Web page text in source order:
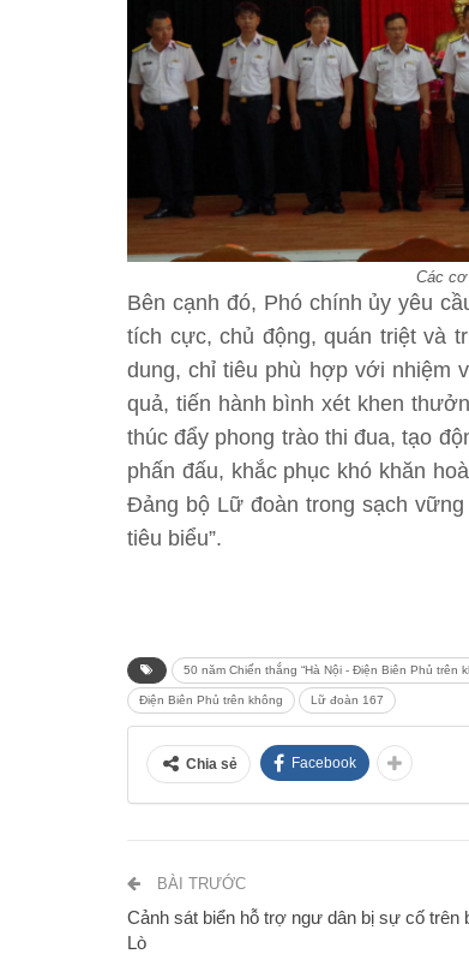
Các
Bên cạnh đó, Phó chính ủy yêu
tích cực, chủ động, quán triệt và
dung, chỉ tiêu phù hợp với nhiệm
quả, tiến hành bình xét khen
thúc đẩy phong trào thi đua, tạo
phấn đấu, khắc phục khó khăn
Đảng bộ Lữ đoàn trong sạch
tiêu biểu”.
50 năm Chiến thắng “Hà Nội - Điện Biên Phủ trên
Điện Biên Phủ trên không Lữ đoàn 167
Chia sẻ Facebook
BÀI TRƯỚC
Cảnh sát biển hỗ trợ ngư dân bị sự cố trên
Lò